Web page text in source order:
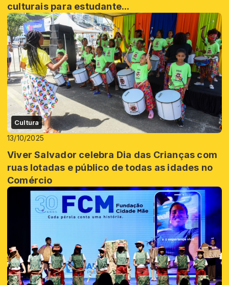
culturais para estudante...
Cultura
13/10/2025
Viver Salvador celebra Dia das Crianças com
ruas lotadas e público de todas as idades no
Comércio